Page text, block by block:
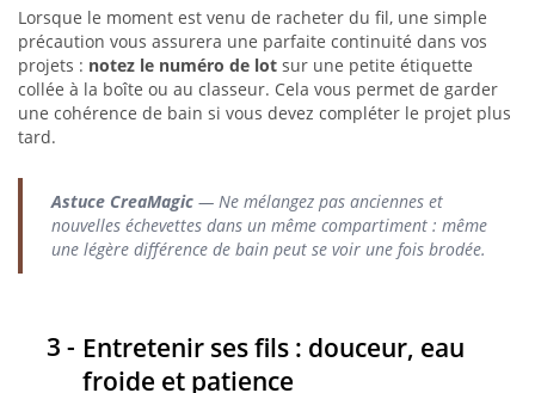
Lorsque le moment est venu de racheter du fil, une simple
précaution vous assurera une parfaite continuité dans vos
projets : notez le numéro de lot sur une petite étiquette
collée à la boîte ou au classeur. Cela vous permet de garder
une cohérence de bain si vous devez compléter le projet plus
tard.
Astuce CreaMagic — Ne mélangez pas anciennes et
nouvelles échevettes dans un même compartiment : même
une légère différence de bain peut se voir une fois brodée.
Entretenir ses fils : douceur, eau
froide et patience